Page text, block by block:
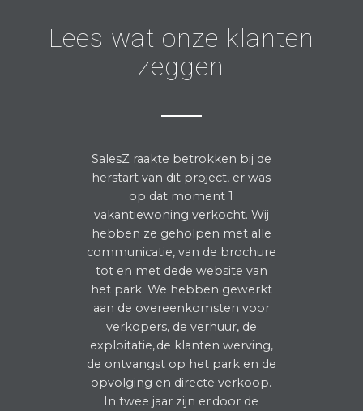
Lees wat onze klanten
zeggen
SalesZraakte betrokken bij de
herstart van dit project, er was
op dat moment 1
vakantiewoning verkocht. Wij
hebben ze geholpen met alle
communicatie, van de brochure
tot en met dede website van
het park. We hebben gewerkt
aan de overeenkomsten voor
verkopers, de verhuur, de
exploitatie,de klanten werving,
de ontvangst op het park en de
opvolging en directe verkoop.
In twee jaar zijn erdoor de